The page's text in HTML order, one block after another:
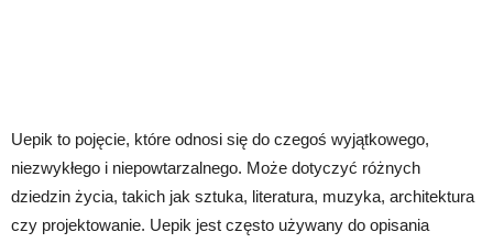
Uepik to pojęcie, które odnosi się do czegoś wyjątkowego,
niezwykłego i niepowtarzalnego. Może dotyczyć różnych
dziedzin życia, takich jak sztuka, literatura, muzyka, architektura
czy projektowanie. Uepik jest często używany do opisania